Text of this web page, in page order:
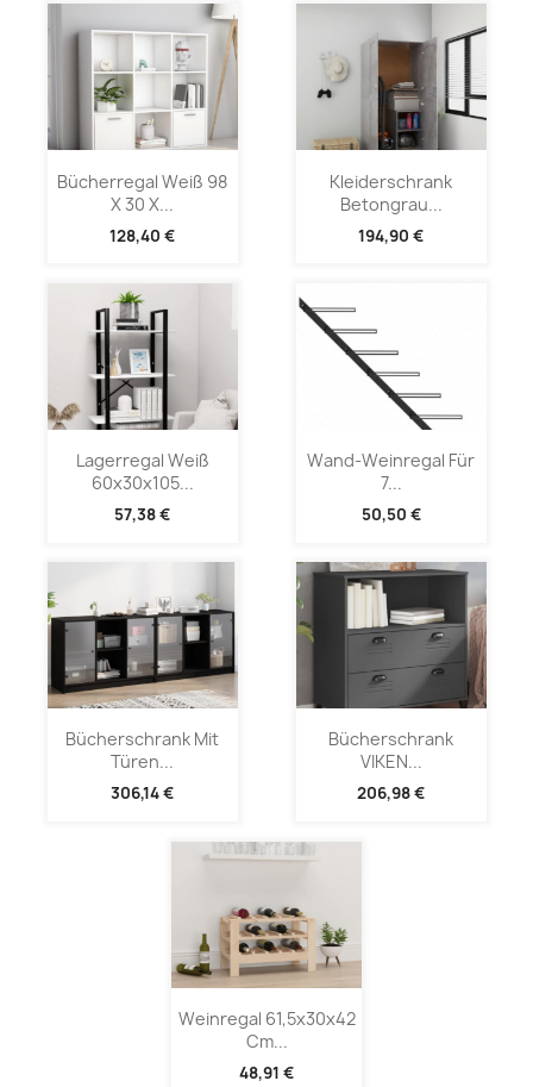
Bücherregal Weiß 98
X 30 X...
128,40 €
Kleiderschrank
Betongrau...
194,90 €
Lagerregal Weiß
60x30x105...
57,38 €
Wand-Weinregal Für
7...
50,50 €
Bücherschrank Mit
Türen...
306,14 €
Bücherschrank
VIKEN...
206,98 €
Weinregal 61,5x30x42
Cm...
48,91 €